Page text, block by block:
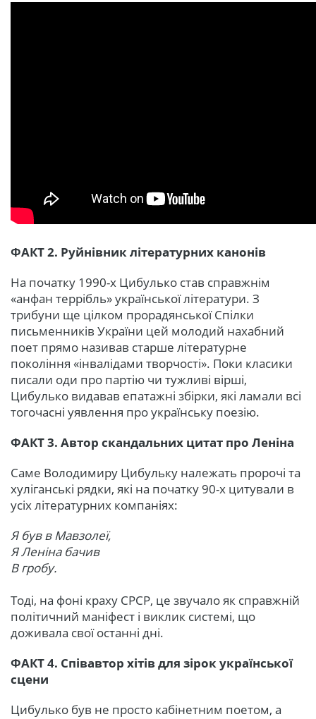
ФАКТ 2. Руйнівник літературних канонів
На початку 1990-х Цибулько став справжнім
«анфан террібль» української літератури. З
трибуни ще цілком прорадянської Спілки
письменників України цей молодий нахабний
поет прямо називав старше літературне
покоління «інвалідами творчості». Поки класики
писали оди про партію чи тужливі вірші,
Цибулько видавав епатажні збірки, які ламали всі
тогочасні уявлення про українську поезію.
ФАКТ 3. Автор скандальних цитат про Леніна
Саме Володимиру Цибульку належать пророчі та
хуліганські рядки, які на початку 90-х цитували в
усіх літературних компаніях:
Я був в Мавзолеї,
Я Леніна бачив
В гробу.
Тоді, на фоні краху СРСР, це звучало як справжній
політичний маніфест і виклик системі, що
доживала свої останні дні.
ФАКТ 4. Співавтор хітів для зірок української
сцени
Цибулько був не просто кабінетним поетом, а